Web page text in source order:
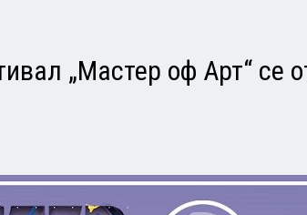
„Мастер оф Арт“ се